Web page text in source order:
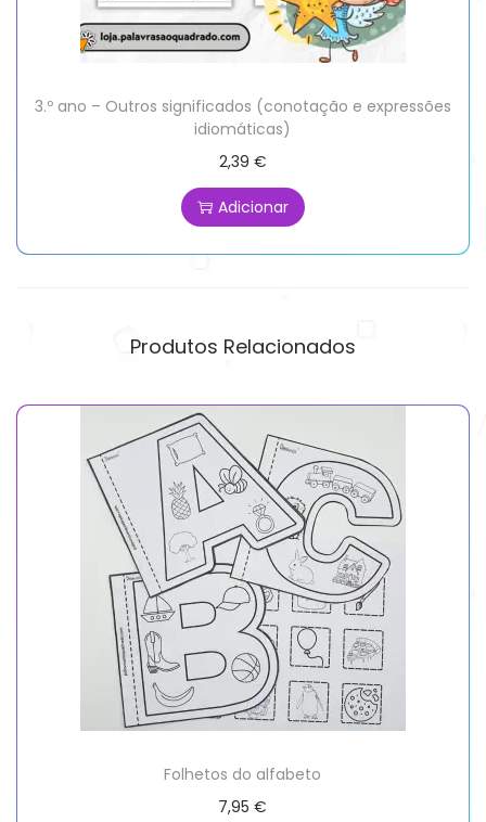
3.º ano – Outros significados (conotação e expressões
idiomáticas)
2,39 €
Adicionar
Produtos Relacionados
Folhetos do alfabeto
7,95€